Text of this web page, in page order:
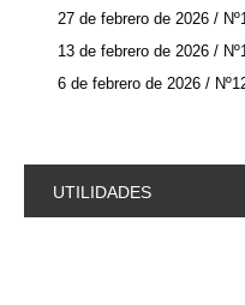
27 de febrero de 2026 /
13 de febrero de 2026 /
6 de febrero de 2026 /
UTILIDADES